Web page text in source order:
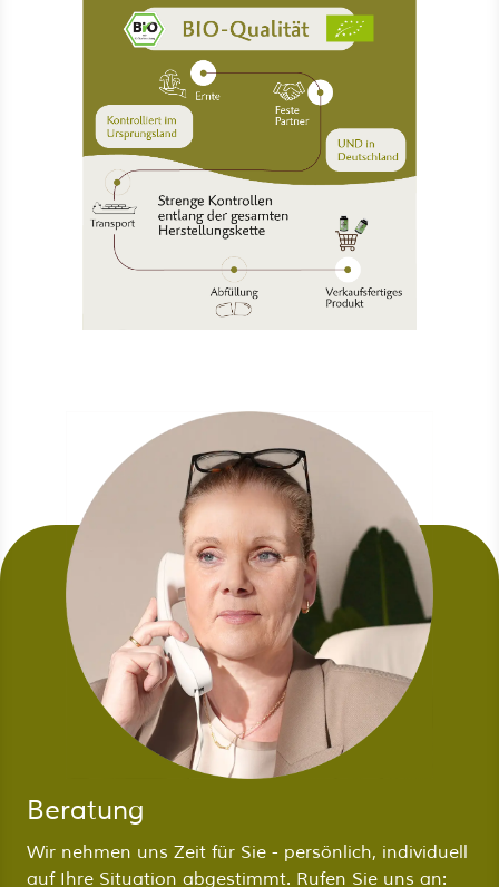
Beratung
Wir nehmen uns Zeit für Sie - persönlich, individuell
auf Ihre Situation abgestimmt. Rufen Sie uns an: